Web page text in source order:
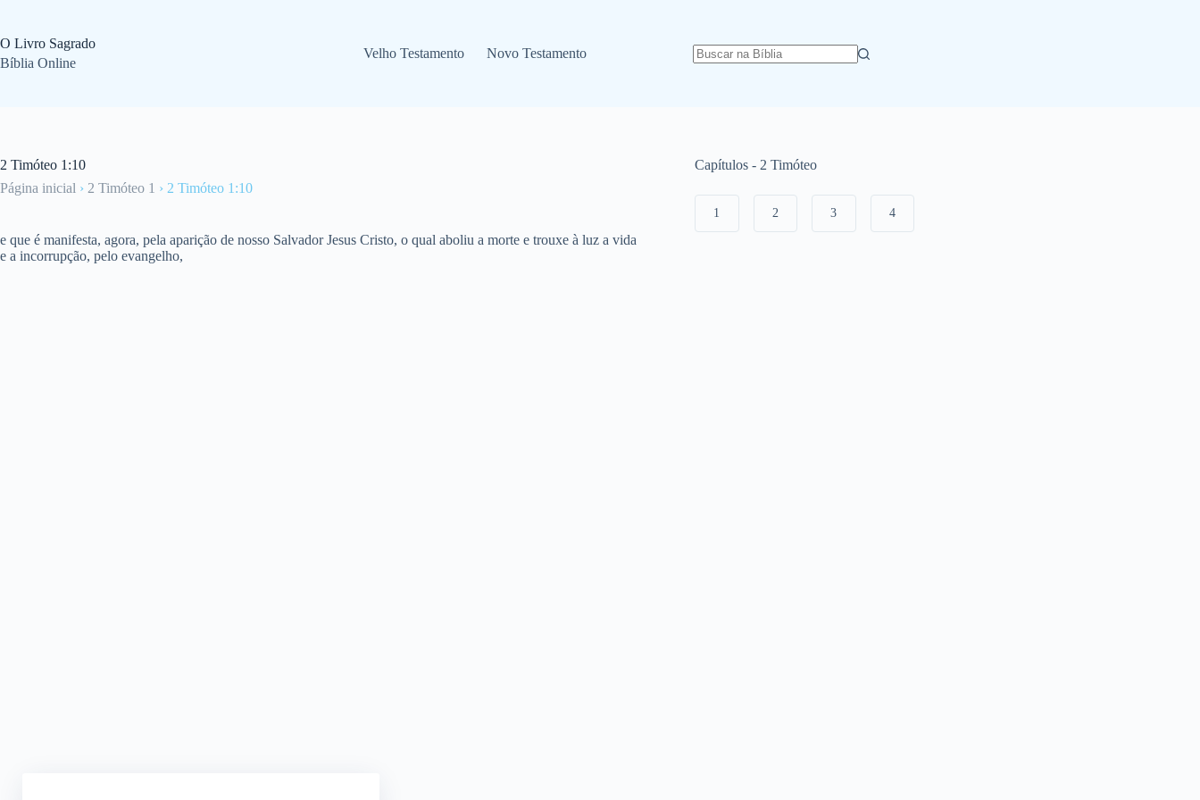
o
conteúdo
O Livro Sagrado
Bíblia Online
Velho Testamento Novo Testamento
2 Timóteo 1:10
Página inicial › 2 Timóteo 1 › 2 Timóteo 1:10
e que é manifesta, agora, pela aparição de nosso Salvador Jesus Cristo, o qual aboliu a morte e trouxe à luz a vida
e a incorrupção, pelo evangelho,
Capítulos - 2 Timóteo
1 2 3 4